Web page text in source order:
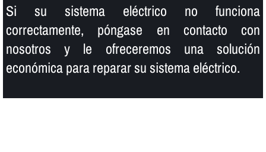
Si su sistema eléctrico no funciona
correctamente, póngase en contacto con
nosotros y le ofreceremos una solución
económica para reparar su sistema eléctrico.